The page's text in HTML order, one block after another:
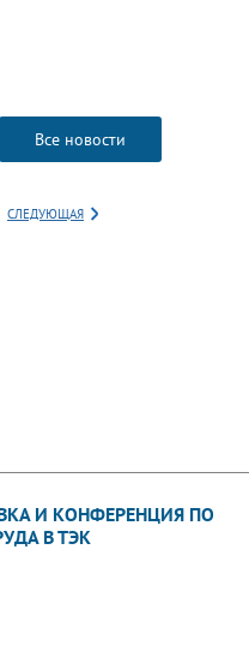
Все новости
СЛЕДУЮЩАЯ
И КОНФЕРЕНЦИЯ ПО
В ТЭК